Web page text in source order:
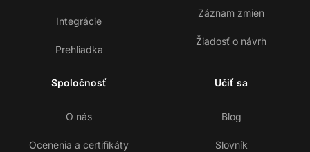
Integrácie
Prehliadka
Záznam zmien
Žiadosť o návrh
Spoločnosť
O nás
Ocenenia a certifikáty
Učiť sa
Blog
Slovník